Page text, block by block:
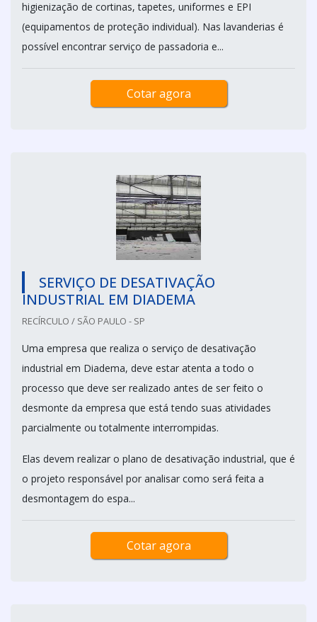
higienização de cortinas, tapetes, uniformes e EPI
(equipamentos de proteção individual). Nas lavanderias é
possível encontrar serviço de passadoria e...
Cotar agora
SERVIÇO DE DESATIVAÇÃO
INDUSTRIAL EM DIADEMA
RECÍRCULO / SÃO PAULO - SP
Uma empresa que realiza o serviço de desativação
industrial em Diadema, deve estar atenta a todo o
processo que deve ser realizado antes de ser feito o
desmonte da empresa que está tendo suas atividades
parcialmente ou totalmente interrompidas.
Elas devem realizar o plano de desativação industrial, que é
o projeto responsável por analisar como será feita a
desmontagem do espa...
Cotar agora